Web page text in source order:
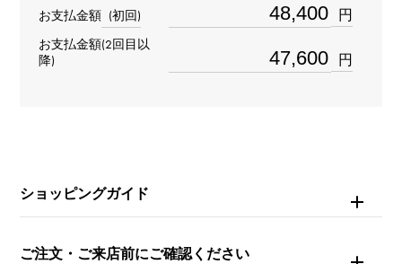
約5.6g
モチーフサイズ
内周
約16cm
お支払金額 (初回) 円
お支払金額(2回目以
降)
円
ショッピングガイド
ご注文・ご来店前にご確認ください